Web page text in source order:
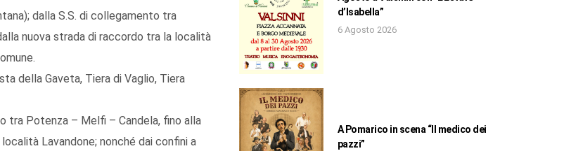
dalla S.S. di collegamento tra
nuova strada di raccordo tra la località
della Gaveta, Tiera di Vaglio, Tiera
tra Potenza – Melfi – Candela, fino alla
Lavandone; nonché dai confini a
d’Isabella”
6 Agosto 2026
A Pomarico in scena “Il medico dei
pazzi”